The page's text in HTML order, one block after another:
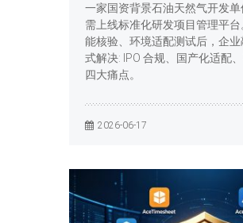
一家国资背景石油天然气开发
需上线标准化研发项目管理平
能核验、环境适配测试后，企
式解决: IPO 合规、国产化适配
四大痛点。
2026-06-17